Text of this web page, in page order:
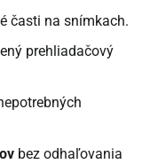
časti na snímkach.
prehliadačový
bez odhaľovania